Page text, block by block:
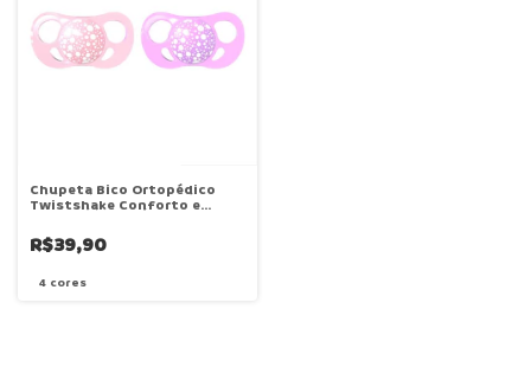
Chupeta Bico Ortopédico
Twistshake Conforto e
Suave
R$39,90
4 cores